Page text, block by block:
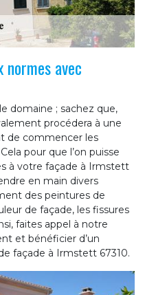
normes avec
domaine ; sachez que,
procédera à une
de commencer les
pour que l’on puisse
à votre façade à Irmstett
en main divers
des peintures de
de façade, les fissures
faites appel à notre
et bénéficier d’un
façade à Irmstett 67310.